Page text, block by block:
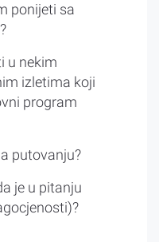
ponijeti sa
u nekim
izletima koji
program
putovanju?
je u pitanju